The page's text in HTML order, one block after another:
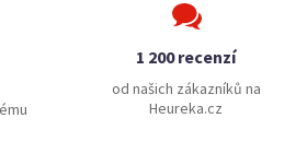
1 200 recenzí
od našich zákazníků na
Heureka.cz